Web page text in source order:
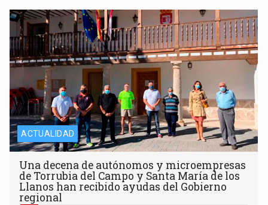
ACTUALIDAD
Una decena de autónomos y microempresas
de Torrubia del Campo y Santa María de los
Llanos han recibido ayudas del Gobierno
regional